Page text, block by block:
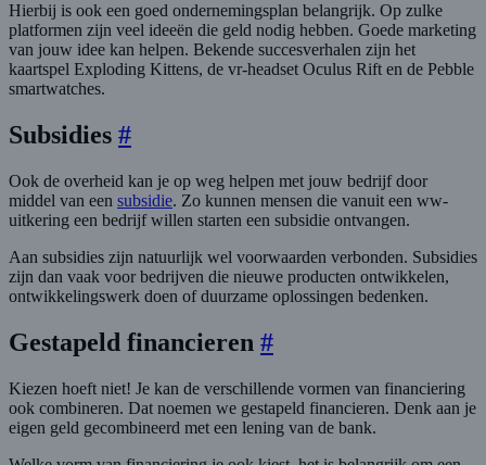
Hierbij is ook een goed ondernemingsplan belangrijk. Op zulke
platformen zijn veel ideeën die geld nodig hebben. Goede marketing
van jouw idee kan helpen. Bekende succesverhalen zijn het
kaartspel Exploding Kittens, de vr-headset Oculus Rift en de Pebble
smartwatches.
Subsidies #
Ook de overheid kan je op weg helpen met jouw bedrijf door
middel van een subsidie. Zo kunnen mensen die vanuit een ww-
uitkering een bedrijf willen starten een subsidie ontvangen.
Aan subsidies zijn natuurlijk wel voorwaarden verbonden. Subsidies
zijn dan vaak voor bedrijven die nieuwe producten ontwikkelen,
ontwikkelingswerk doen of duurzame oplossingen bedenken.
Gestapeld financieren #
Kiezen hoeft niet! Je kan de verschillende vormen van financiering
ook combineren. Dat noemen we gestapeld financieren. Denk aan je
eigen geld gecombineerd met een lening van de bank.